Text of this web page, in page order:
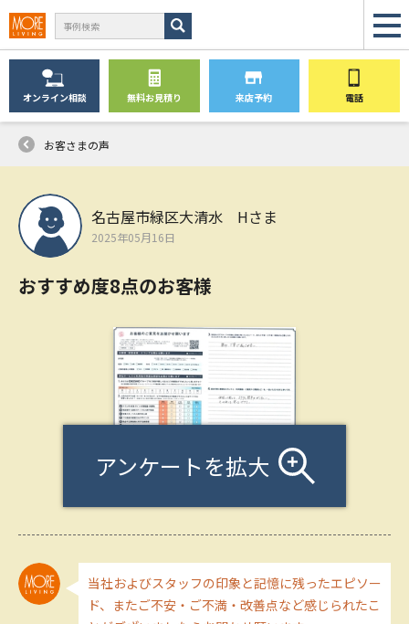
オンライン相談 無料お見積り 来店予約 電話
お客さまの声
名古屋市緑区大清水 Hさま
2025年05月16日
おすすめ度8点のお客様
アンケートを拡大
当社およびスタッフの印象と記憶に残ったエピソー
ド、またご不安・ご不満・改善点など感じられたこ